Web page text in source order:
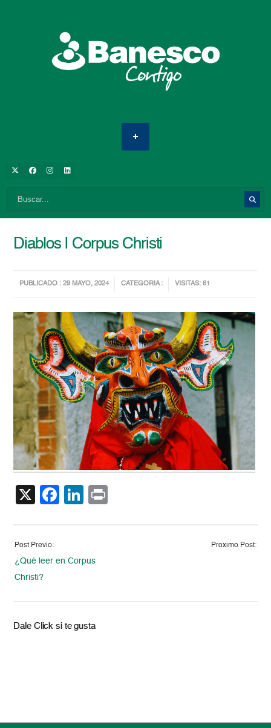
Diablos | Corpus Christi
PUBLICADO : 29 MAYO, 2024 CATEGORIA : VISITAS: 61
X Facebook
LinkedIn
Post Previo:
¿Qué leer en Corpus
Christi?
Proximo Post:
Dale Click si te gusta